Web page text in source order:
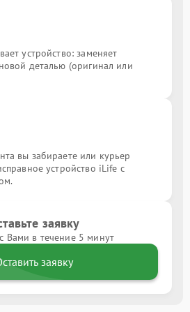
устройство: заменяет
деталью (оригинал или
вы забираете или курьер
устройство iLife с
заявку
Вами в течение 5 минут
заявку